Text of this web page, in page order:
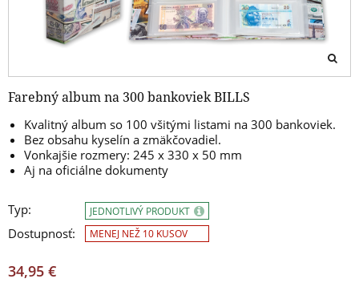
Farebný album na 300 bankoviek BILLS
Kvalitný album so 100 všitými listami na 300 bankoviek.
Bez obsahu kyselín a zmäkčovadiel.
Vonkajšie rozmery: 245 x 330 x 50 mm
Aj na oficiálne dokumenty
Typ:
Dostupnosť:
JEDNOTLIVÝ PRODUKT
MENEJ NEŽ 10 KUSOV
34,95 €